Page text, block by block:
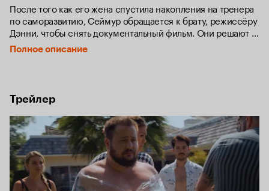
После того как его жена спустила накопления на тренера
по саморазвитию, Сеймур обращается к брату, режиссёру
Дэнни, чтобы снять документальный фильм. Они решают
создать образ экстравагантного гуру и обманывать людей,
вовлекая в абсурдные практики. Однако вскоре их затея
Полное описание
Трейлер